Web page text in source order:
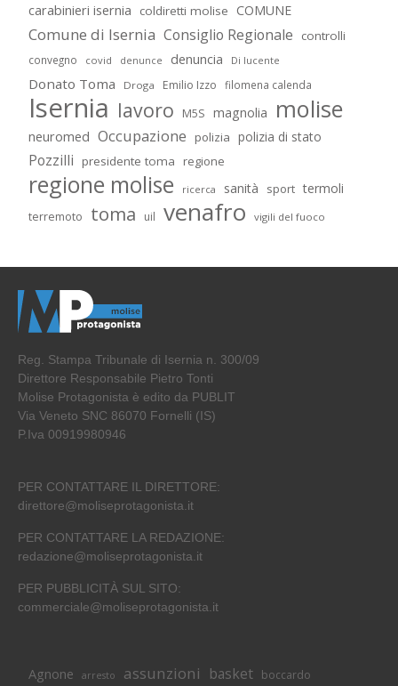
carabinieri isernia coldiretti molise COMUNE
Comune di Isernia Consiglio Regionale controlli
convegno covid denunce denuncia Di lucente
Donato Toma Droga Emilio Izzo filomena calenda
Isernia lavoro M5S magnolia molise
neuromed Occupazione polizia polizia di stato
Pozzilli presidente toma regione
regione molise ricerca sanità sport termoli
terremoto toma uil venafro vigili del fuoco
Reg. Stampa Tribunale di Isernia n. 300/09
Direttore Responsabile Pietro Tonti
Molise Protagonista è edito da PUBLIT
Via Veneto SNC 86070 Fornelli (IS)
P.Iva 00919980946
PER CONTATTARE IL DIRETTORE:
direttore@moliseprotagonista.it
PER CONTATTARE LA REDAZIONE:
redazione@moliseprotagonista.it
PER PUBBLICITÀ SUL SITO:
commerciale@moliseprotagonista.it
Agnone arresto assunzioni basket boccardo